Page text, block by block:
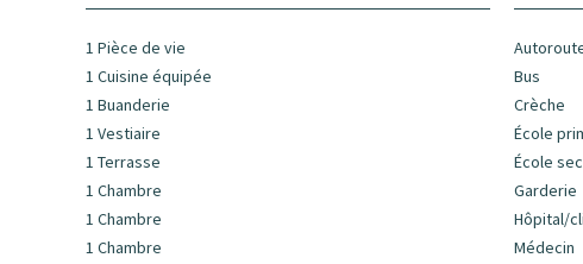
1 Pièce de vie
1 Cuisine équipée
1 Buanderie
1 Vestiaire
1 Terrasse
1 Chambre
1 Chambre
1 Chambre
Bus
Crèche
École
École
Garderie
Hôpital/
Médecin